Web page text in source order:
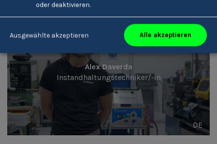
Alex Daverda
Instandhaltungstechniker/-in
DE
oder deaktivieren.
Ausgewählte akzeptieren Alle akzeptieren